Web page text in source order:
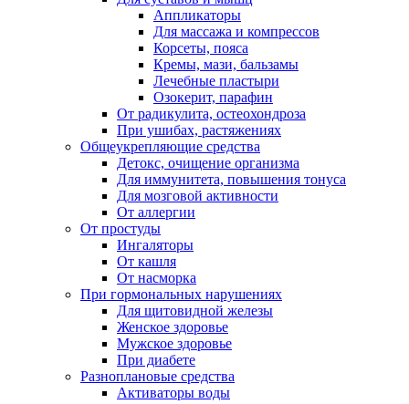
Аппликаторы
Для массажа и компрессов
Корсеты, пояса
Кремы, мази, бальзамы
Лечебные пластыри
Озокерит, парафин
От радикулита, остеохондроза
При ушибах, растяжениях
Общеукрепляющие средства
Детокс, очищение организма
Для иммунитета, повышения тонуса
Для мозговой активности
От аллергии
От простуды
Ингаляторы
От кашля
От насморка
При гормональных нарушениях
Для щитовидной железы
Женское здоровье
Мужское здоровье
При диабете
Разноплановые средства
Активаторы воды